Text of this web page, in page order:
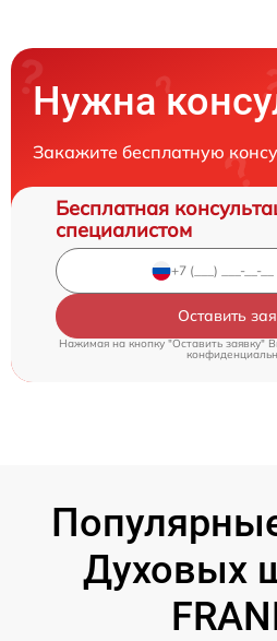
Нужна
Закажите бесплатную
Бесплатная
специалистом
Оставить
Нажимая на кнопку "Оставить заявку"
Духовых